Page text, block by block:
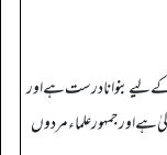
لیے بنوانا درست ہے اور
اور جمہور علماء مردوں